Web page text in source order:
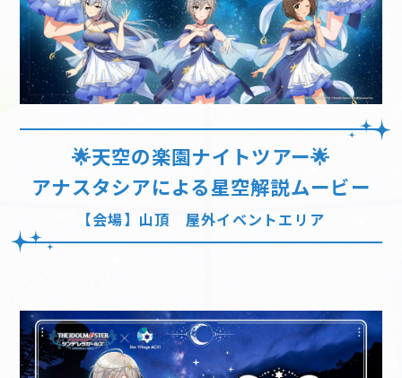
🌟天空の楽園ナイトツアー🌟
アナスタシアによる星空解説ムービー
【会場】山頂 屋外イベントエリア